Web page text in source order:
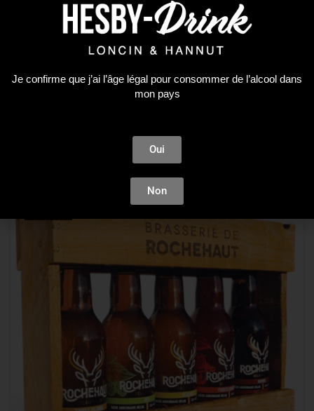
Belgian Craft Beers, Bières
CHOIX DES OPTIONS
Je confirme que j’ai l’âge légal pour consommer de l’alcool dans
mon pays
Oui
Non